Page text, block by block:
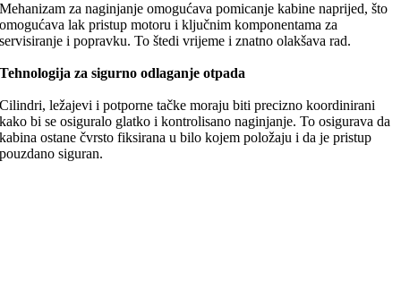
Mehanizam za naginjanje omogućava pomicanje kabine naprijed, što
omogućava lak pristup motoru i ključnim komponentama za
servisiranje i popravku. To štedi vrijeme i znatno olakšava rad.
Tehnologija za sigurno odlaganje otpada
Cilindri, ležajevi i potporne tačke moraju biti precizno koordinirani
kako bi se osiguralo glatko i kontrolisano naginjanje. To osigurava da
kabina ostane čvrsto fiksirana u bilo kojem položaju i da je pristup
pouzdano siguran.